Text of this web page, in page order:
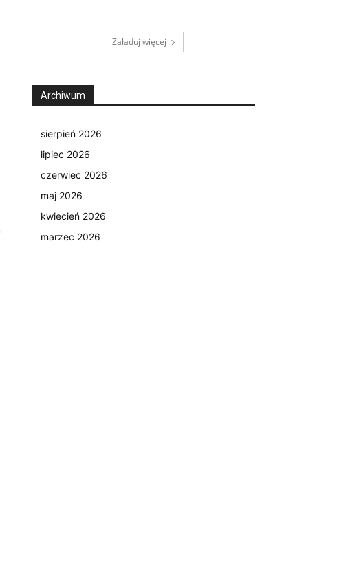
Załaduj więcej
Archiwum
sierpień 2026
lipiec 2026
czerwiec 2026
maj 2026
kwiecień 2026
marzec 2026